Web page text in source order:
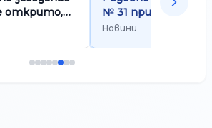
открито,
да го
№ 31 приключи
Новини